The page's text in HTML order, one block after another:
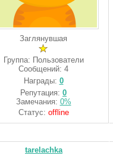
Заглянувшая
Группа: Пользователи
Сообщений: 4
Награды: 0
Репутация: 0
Замечания: 0%
Статус: offline
tarelachka